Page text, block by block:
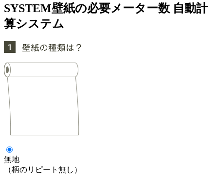
SYSTEM壁紙の必要メーター数 自動計
算システム
無地
（柄のリピート無し）